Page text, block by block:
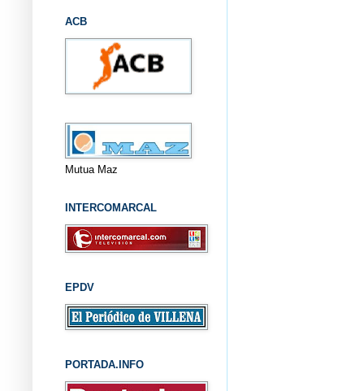
ACB
Mutua Maz
INTERCOMARCAL
EPDV
PORTADA.INFO